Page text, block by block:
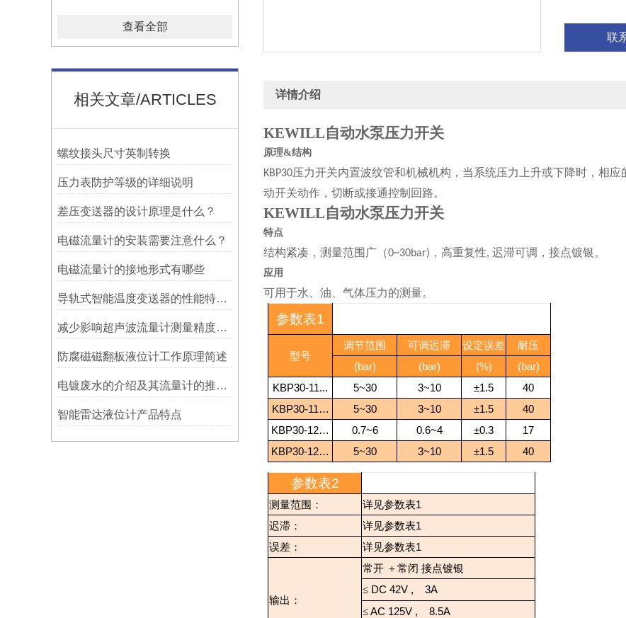
查看全部
相关文章/ARTICLES
螺纹接头尺寸英制转换
压力表防护等级的详细说明
差压变送器的设计原理是什么？
电磁流量计的安装需要注意什么？
电磁流量计的接地形式有哪些
导轨式智能温度变送器的性能特点怎样？
减少影响超声波流量计测量精度的因素的措施
防腐磁磁翻板液位计工作原理简述
电镀废水的介绍及其流量计的推荐选型
智能雷达液位计产品特点
联
详情介绍
KEWILL自动水泵压力开关
原理&结构
KBP30压力开关内置波纹管和机械机构，当系统压力上升或下降时，相
动开关动作，切断或接通控制回路。
KEWILL自动水泵压力开关
特点
结构紧凑，测量范围广（0~30bar) ，高重复性, 迟滞可调，接点镀银。
应用
可用于水、油、气体压力的测量。
参数表1
型号
调节范围 可调迟滞 设定误差
耐压
(bar)
(bar) (%)
(bar)
KBP30-11...
5~30 3~10 ±1.5
40
KBP30-11…
5~30 3~10 ±1.5
40
KBP30-12…
0.7~6 0.6~4 ±0.3
17
KBP30-12…
5~30 3~10 ±1.5 40
参数表2
测量范围： 详见参数表1
迟滞：
详见参数表1
误差：
详见参数表1
输出：
常开 ＋常闭 接点镀银
≤ DC 42V ,
3A
≤AC 125V , 8.5A